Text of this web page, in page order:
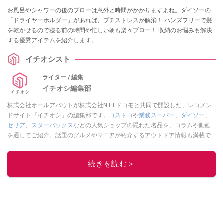
お風呂やシャワーの後のブローは意外と時間がかかりますよね。ダイソーの
「ドライヤーホルダー」があれば、プチストレスが解消！ ハンズフリーで髪
を乾かせるので寝る前の時間や忙しい朝も楽々ブロー！ 収納のお悩みも解決
する優秀アイテムを紹介します。
イチオシスト
ライター / 編集
イチオシ編集部
株式会社オールアバウトが株式会社NTTドコモと共同で開設した、レコメン
ドサイト『イチオシ』の編集部です。
コストコや業務スーパー、 ダイソー、
セリア、 スターバックスなどの人気ショップの隠れた名品を、コラムや動画
を通してご紹介。話題のグルメやマニアが紹介するアウトドア情報も満載で
レビューしています。毎日トレンド情報をお届けしているので、ぜひ
してください！続きを読む＞